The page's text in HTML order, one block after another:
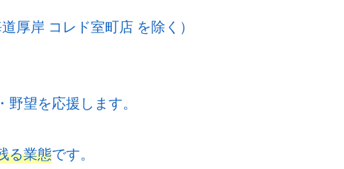
厚岸 コレド室町店 を除く）
望を応援します。
る業態です。